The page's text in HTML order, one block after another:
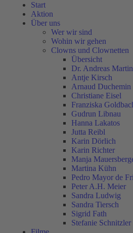
Start
Aktion
Über uns
Wer wir sind
Wohin wir gehen
Clowns und Clownetten
Übersicht
Dr. Andreas Martin
Antje Kirsch
Arnaud Duchemin
Christiane Eisel
Franziska
Gudrun Libnau
Hanna Lakatos
Jutta Reibl
Karin Dörlich
Karin Richter
Manja
Martina Kühn
Pedro Mayor de
Peter A.H. Meier
Sandra Ludwig
Sandra Tiersch
Sigrid Fath
Stefanie Schnitzler